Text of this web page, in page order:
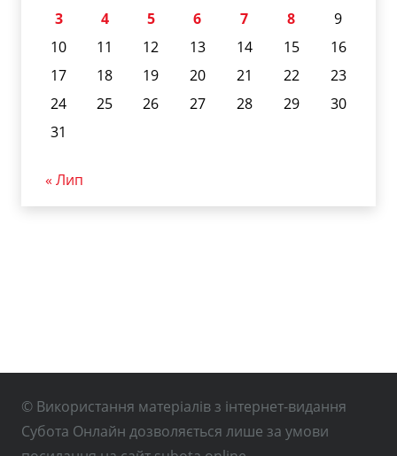
3
4 5 6 7 8
9
10
11 12 13 14 15
16
17
18 19 20 21 22
23
24
25 26 27 28 29
30
31
« Лип
© Використання матеріалів з інтернет-видання
Субота Онлайн дозволяється лише за умови